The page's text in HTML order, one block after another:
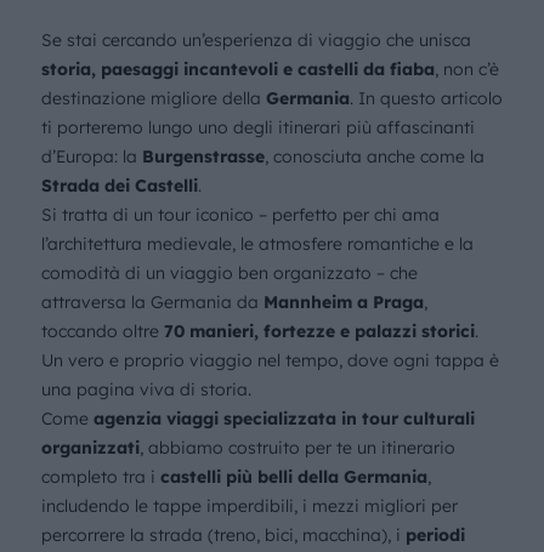
Se stai cercando un’esperienza di viaggio che unisca
storia, paesaggi incantevoli e castelli da fiaba, non c’è
destinazione migliore della Germania. In questo articolo
ti porteremo lungo uno degli itinerari più affascinanti
d’Europa: la Burgenstrasse, conosciuta anche come la
Strada dei Castelli.
Si tratta di un tour iconico – perfetto per chi ama
l’architettura medievale, le atmosfere romantiche e la
comodità di un viaggio ben organizzato – che
attraversa la Germania da Mannheim a Praga,
toccando oltre 70 manieri, fortezze e palazzi storici.
Un vero e proprio viaggio nel tempo, dove ogni tappa è
una pagina viva di storia.
Come agenzia viaggi specializzata in tour culturali
organizzati, abbiamo costruito per te un itinerario
completo tra i castelli più belli della Germania,
includendo le tappe imperdibili, i mezzi migliori per
percorrere la strada (treno, bici, macchina), i periodi